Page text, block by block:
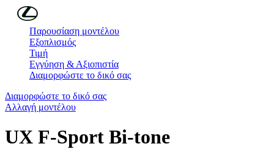
Συνέχεια στο κύριο περιεχόμενο
Παρουσίαση μοντέλου
Εξοπλισμός
Τιμή
Εγγύηση & Αξιοπιστία
Διαμορφώστε το δικό σας
Διαμορφώστε το δικό σας
Αλλαγή μοντέλου
UX F-Sport Bi-tone